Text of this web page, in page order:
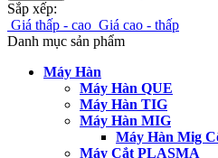
Sắp xếp:
Giá thấp - cao Giá cao - thấp
Danh mục sản phẩm
Máy Hàn
Máy Hàn QUE
Máy Hàn TIG
Máy Hàn MIG
Máy Hàn Mig
Máy Cắt PLASMA